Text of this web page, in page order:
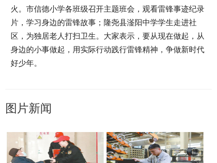
火。市信德小学各班级召开主题班会，观看雷锋事迹纪录
片，学习身边的雷锋故事；隆尧县滏阳中学学生走进社
区，为独居老人打扫卫生。大家表示，要从现在做起，从
身边的小事做起，用实际行动践行雷锋精神，争做新时代
好少年。
图片新闻